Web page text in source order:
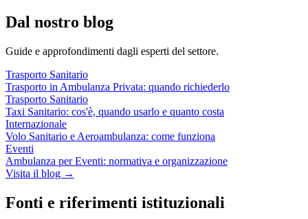
Dal nostro blog
Guide e approfondimenti dagli esperti del settore.
Trasporto Sanitario
Trasporto in Ambulanza Privata: quando richiederlo
Trasporto Sanitario
Taxi Sanitario: cos'è, quando usarlo e quanto costa
Internazionale
Volo Sanitario e Aeroambulanza: come funziona
Eventi
Ambulanza per Eventi: normativa e organizzazione
Visita il blog →
Fonti e riferimenti istituzionali